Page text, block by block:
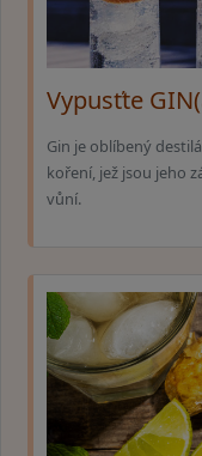
Vypusťte
Gin je oblíbený
koření, jež jsou jeho
vůní.